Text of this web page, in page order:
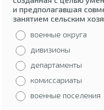
и предполагавшая
занятием сельским
военные округа
дивизионы
департаменты
комиссариаты
военные поселения